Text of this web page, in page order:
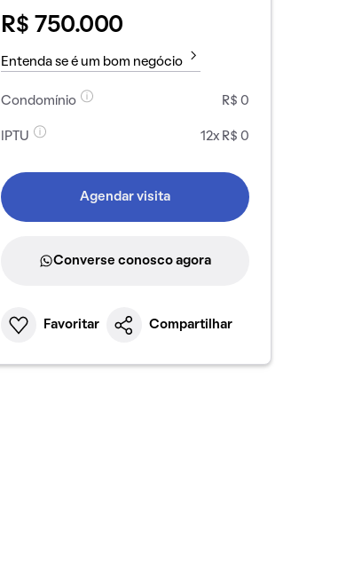
R$ 750.000
Entenda se é um bom negócio
Condomínio R$ 0
IPTU 12x R$ 0
Agendar visita
Converse conosco agora
Favoritar Compartilhar